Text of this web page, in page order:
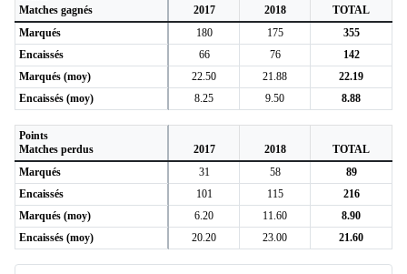
Matches gagnés
2017 2018
TOTAL
Marqués
180 175
355
Encaissés
66 76
142
Marqués (moy)
22.50 21.88
22.19
Encaissés (moy)
8.25 9.50 8.88
Points
Matches perdus
2017 2018
TOTAL
Marqués
31 58
89
Encaissés
101 115
216
Marqués (moy)
6.20 11.60
8.90
Encaissés (moy)
20.20 23.00 21.60